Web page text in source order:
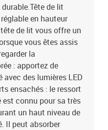
de lit
en hauteur
de lit vous offre un
vous êtes assis
la
: apportez de
des lumières LED
ensachés : le ressort
connu pour sa très
un haut niveau de
Il peut absorber